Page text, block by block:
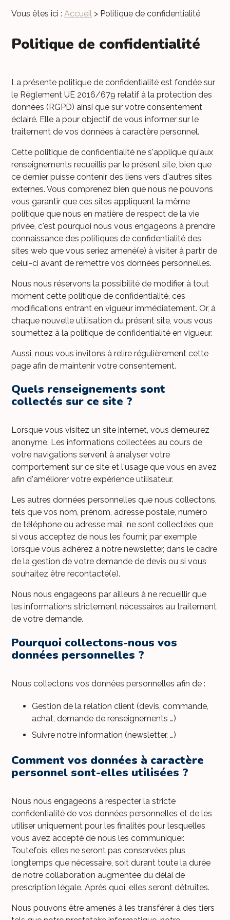
Vous êtes ici : Accueil > Politique de confidentialité
Politique de confidentialité
La présente politique de confidentialité est fondée sur
le Règlement UE 2016/679 relatif à la protection des
données (RGPD) ainsi que sur votre consentement
éclairé. Elle a pour objectif de vous informer sur le
traitement de vos données à caractère personnel.
Cette politique de confidentialité ne s'applique qu'aux
renseignements recueillis par le présent site, bien que
ce dernier puisse contenir des liens vers d'autres sites
externes. Vous comprenez bien que nous ne pouvons
vous garantir que ces sites appliquent la même
politique que nous en matière de respect de la vie
privée, c'est pourquoi nous vous engageons à prendre
connaissance des politiques de confidentialité des
sites web que vous seriez amené(e) à visiter à partir de
celui-ci avant de remettre vos données personnelles.
Nous nous réservons la possibilité de modifier à tout
moment cette politique de confidentialité, ces
modifications entrant en vigueur immédiatement. Or, à
chaque nouvelle utilisation du présent site, vous vous
soumettez à la politique de confidentialité en vigueur.
Aussi, nous vous invitons à relire régulièrement cette
page afin de maintenir votre consentement.
Quels renseignements sont
collectés sur ce site ?
Lorsque vous visitez un site internet, vous demeurez
anonyme. Les informations collectées au cours de
votre navigations servent à analyser votre
comportement sur ce site et l'usage que vous en avez
afin d'améliorer votre expérience utilisateur.
Les autres données personnelles que nous collectons,
tels que vos nom, prénom, adresse postale, numéro
de téléphone ou adresse mail, ne sont collectées que
si vous acceptez de nous les fournir, par exemple
lorsque vous adhérez à notre newsletter, dans le cadre
de la gestion de votre demande de devis ou si vous
souhaitez être recontacté(e).
Nous nous engageons par ailleurs à ne recueillir que
les informations strictement nécessaires au traitement
de votre demande.
Pourquoi collectons-nous vos
données personnelles ?
Nous collectons vos données personnelles afin de :
Gestion de la relation client (devis, commande,
achat, demande de renseignements …)
Suivre notre information (newsletter, …)
Comment vos données à caractère
personnel sont-elles utilisées ?
Nous nous engageons à respecter la stricte
confidentialité de vos données personnelles et de les
utiliser uniquement pour les finalités pour lesquelles
vous avez accepté de nous les communiquer.
Toutefois, elles ne seront pas conservées plus
longtemps que nécessaire, soit durant toute la durée
de notre collaboration augmentée du délai de
prescription légale. Après quoi, elles seront détruites.
Nous pouvons être amenés à les transférer à des tiers